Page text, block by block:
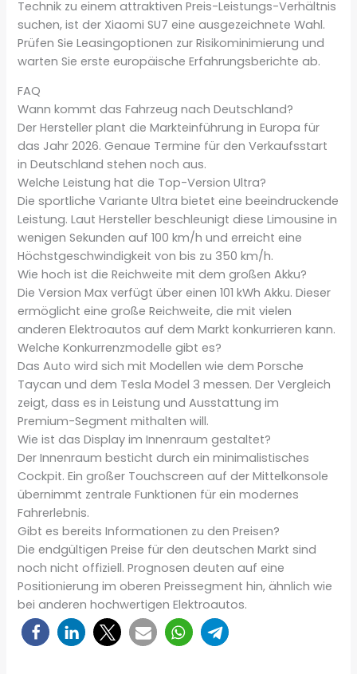
Technik zu einem attraktiven Preis-Leistungs-Verhältnis
suchen, ist der Xiaomi SU7 eine ausgezeichnete Wahl.
Prüfen Sie Leasingoptionen zur Risikominimierung und
warten Sie erste europäische Erfahrungsberichte ab.
FAQ
Wann kommt das Fahrzeug nach Deutschland?
Der Hersteller plant die Markteinführung in Europa für
das Jahr 2026. Genaue Termine für den Verkaufsstart
in Deutschland stehen noch aus.
Welche Leistung hat die Top-Version Ultra?
Die sportliche Variante Ultra bietet eine beeindruckende
Leistung. Laut Hersteller beschleunigt diese Limousine in
wenigen Sekunden auf 100 km/h und erreicht eine
Höchstgeschwindigkeit von bis zu 350 km/h.
Wie hoch ist die Reichweite mit dem großen Akku?
Die Version Max verfügt über einen 101 kWh Akku. Dieser
ermöglicht eine große Reichweite, die mit vielen
anderen Elektroautos auf dem Markt konkurrieren kann.
Welche Konkurrenzmodelle gibt es?
Das Auto wird sich mit Modellen wie dem Porsche
Taycan und dem Tesla Model 3 messen. Der Vergleich
zeigt, dass es in Leistung und Ausstattung im
Premium-Segment mithalten will.
Wie ist das Display im Innenraum gestaltet?
Der Innenraum besticht durch ein minimalistisches
Cockpit. Ein großer Touchscreen auf der Mittelkonsole
übernimmt zentrale Funktionen für ein modernes
Fahrerlebnis.
Gibt es bereits Informationen zu den Preisen?
Die endgültigen Preise für den deutschen Markt sind
noch nicht offiziell. Prognosen deuten auf eine
Positionierung im oberen Preissegment hin, ähnlich wie
bei anderen hochwertigen Elektroautos.